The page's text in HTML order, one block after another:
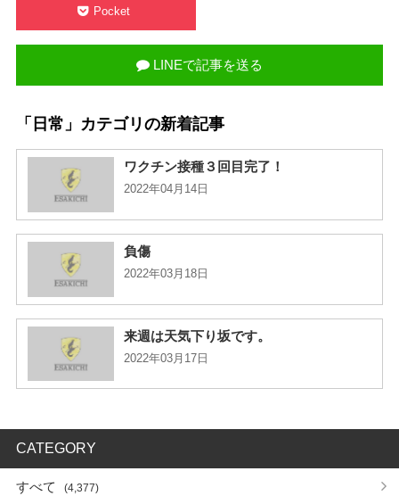
Pocket
LINEで記事を送る
「日常」カテゴリの新着記事
ワクチン接種３回目完了！
2022年04月14日
負傷
2022年03月18日
来週は天気下り坂です。
2022年03月17日
CATEGORY
すべて (4,377)